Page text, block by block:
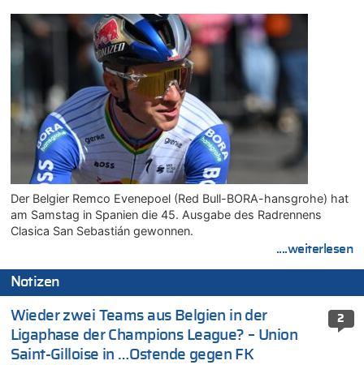
Der Belgier Remco Evenepoel (Red Bull-BORA-hansgrohe) hat
am Samstag in Spanien die 45. Ausgabe des Radrennens
Clasica San Sebastián gewonnen.
....weiterlesen
Notizen
2
Wieder zwei Teams aus Belgien in der
Ligaphase der Champions League? – Union
Saint-Gilloise in …Ostende gegen FK